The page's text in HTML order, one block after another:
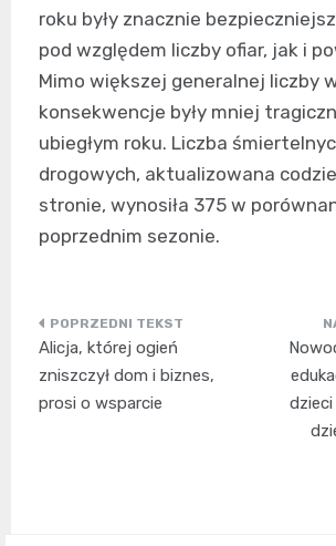
roku były znacznie
pod względem liczby ofiar, jak i
Mimo większej generalnej liczby
konsekwencje były mniej
ubiegłym roku. Liczba
drogowych, aktualizowana
stronie, wynosiła 375 w
poprzednim sezonie.
Nawigacja
wpisu
Alicja, której ogień
zniszczył dom i biznes,
prosi o wsparcie